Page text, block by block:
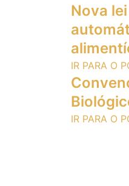
Nova
IR PARA O
IR PARA O